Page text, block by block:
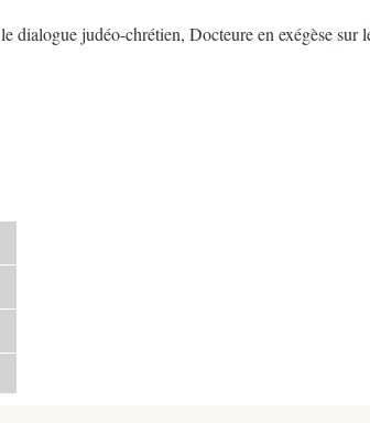
judéo-chrétien, Docteure en exégèse sur